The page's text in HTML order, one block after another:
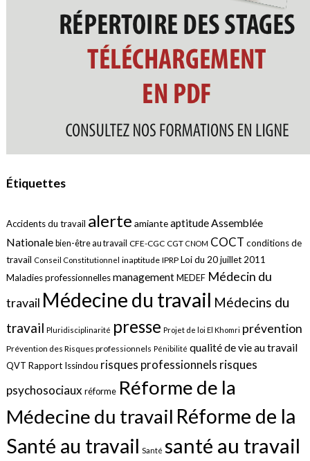
Étiquettes
Accidents du travail alerte amianteaptitudeAssemblée
Nationale bien-être au travail CFE-CGC CGT CNOM COCT conditions de
travail Conseil Constitutionnel inaptitude IPRP Loi du 20 juillet 2011
Maladies professionnellesmanagement MEDEF Médecin du
travail Médecine du travail Médecins du
travail Pluridisciplinarité presse Projet de loi El Khomri prévention
Prévention des Risques professionnels Pénibilité qualité de vie au travail
QVT Rapport Issindou risques professionnels risques
psychosociauxréforme Réforme de la
Médecine du travail Réforme de la
Santé au travail Santé santé au travail